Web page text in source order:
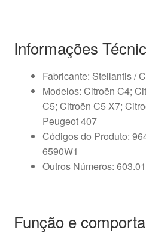
Informações
Fabricante: Stellantis /
Modelos: Citroën C4;
C5; Citroën C5 X7;
Peugeot 407
Códigos do Produto:
6590W1
Outros Números:
Função e